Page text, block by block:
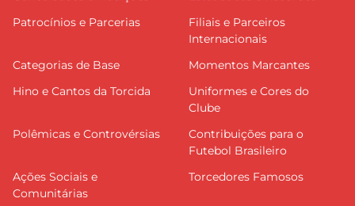
Patrocínios e Parcerias
Filiais e Parceiros
Internacionais
Categorias de Base
Momentos Marcantes
Hino e Cantos da Torcida
Uniformes e Cores do
Clube
Polêmicas e Controvérsias
Contribuições para o
Futebol Brasileiro
Ações Sociais e
Comunitárias
Torcedores Famosos